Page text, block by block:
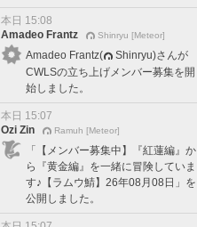
本日 15:08
Amadeo Frantz
Shinryu [Meteor]
Amadeo Frantz(
Shinryu)さんが
CWLSの立ち上げメンバー募集を開
始しました。
本日 15:07
Ozi Zin
Ramuh [Meteor]
「【メンバー募集中】『紅蓮編』か
ら『黄金編』を一緒に冒険していま
す♪【ラムウ鯖】26年08月08日」を
公開しました。